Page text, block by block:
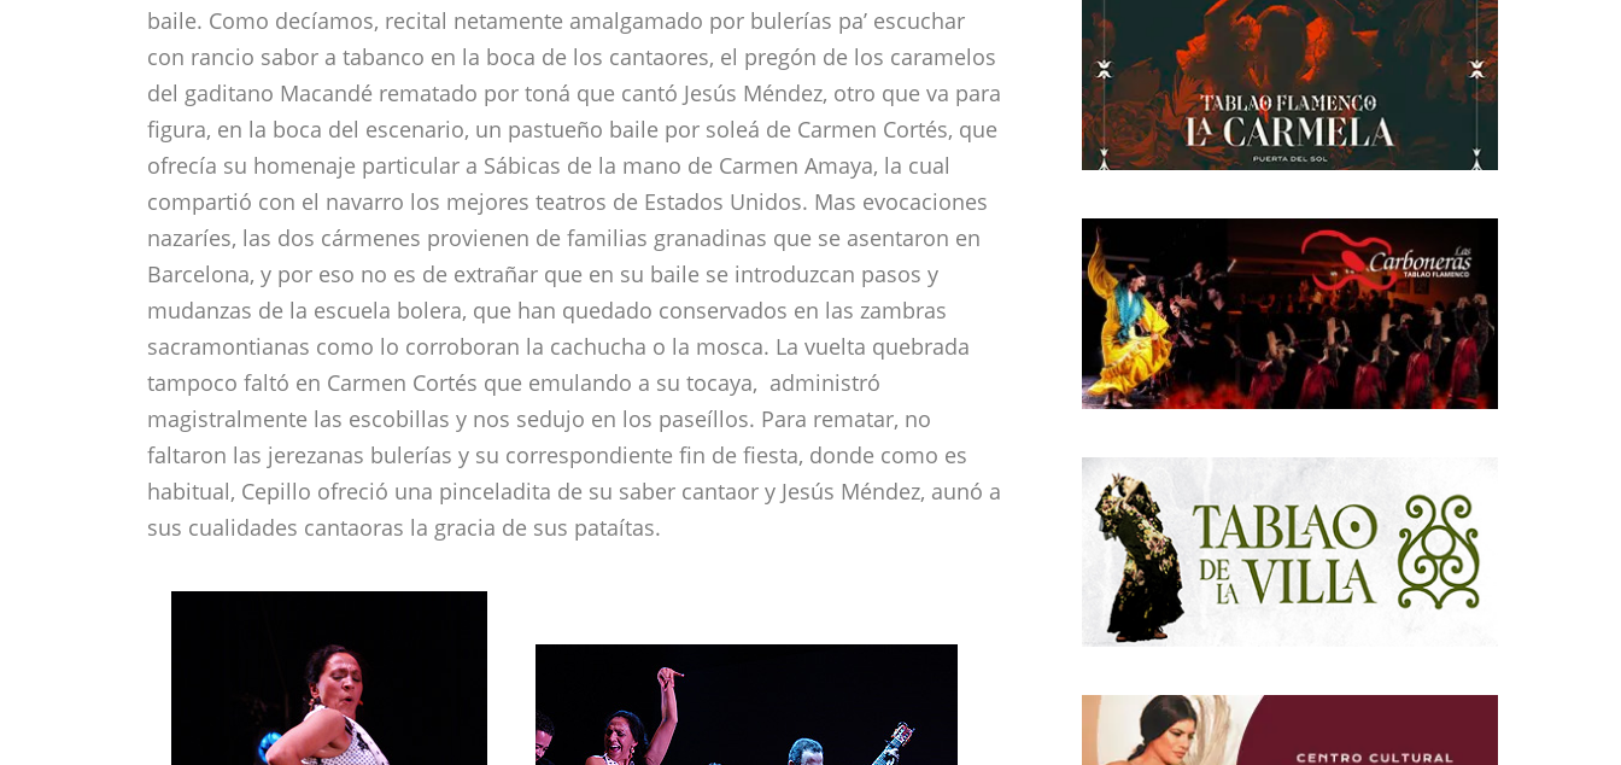
baile. Como decíamos, recital netamente amalgamado por bulerías pa’ escuchar
con rancio sabor a tabanco en la boca de los cantaores, el pregón de los caramelos
del gaditano Macandé rematado por toná que cantó Jesús Méndez, otro que va para
figura, en la boca del escenario, un pastueño baile por soleá de Carmen Cortés, que
ofrecía su homenaje particular a Sábicas de la mano de Carmen Amaya, la cual
compartió con el navarro los mejores teatros de Estados Unidos. Mas evocaciones
nazaríes, las dos cármenes provienen de familias granadinas que se asentaron en
Barcelona, y por eso no es de extrañar que en su baile se introduzcan pasos y
mudanzas de la escuela bolera, que han quedado conservados en las zambras
sacramontianas como lo corroboran la cachucha o la mosca. La vuelta quebrada
tampoco faltó en Carmen Cortés que emulando a su tocaya, administró
magistralmente las escobillas y nos sedujo en los paseíllos. Para rematar, no
faltaron las jerezanas bulerías y su correspondiente fin de fiesta, donde como es
habitual, Cepillo ofreció una pinceladita de su saber cantaor y Jesús Méndez, aunó a
sus cualidades cantaoras la gracia de sus pataítas.